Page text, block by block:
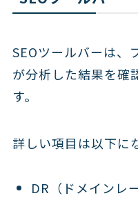
SEOツールバーは、
が分析した結果を確
す。
詳しい項目は以下に
DR（ドメインレ